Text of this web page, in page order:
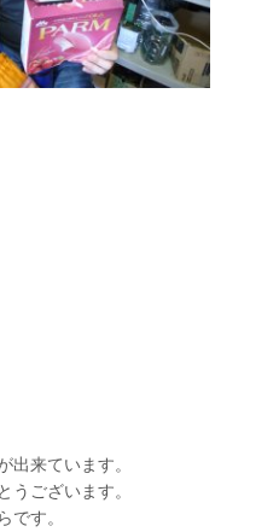
来ています。
ございます。
です。